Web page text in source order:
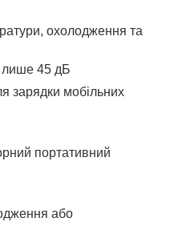
охолодження та
лише 45 дБ
зарядки мобільних
портативний
або